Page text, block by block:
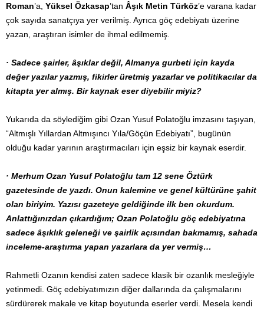
Roman’a, Yüksel Özkasap’tan Âşık Metin Türköz’e varana kadar
çok sayıda sanatçıya yer verilmiş. Ayrıca göç edebiyatı üzerine
yazan, araştıran isimler de ihmal edilmemiş.
· Sadece şairler, âşıklar değil, Almanya gurbeti için kayda
değer yazılar yazmış, fikirler üretmiş yazarlar ve politikacılar da
kitapta yer almış. Bir kaynak eser diyebilir miyiz?
Yukarıda da söylediğim gibi Ozan Yusuf Polatoğlu imzasını taşıyan,
“Altmışlı Yıllardan Altmışıncı Yıla/Göçün Edebiyatı”, bugünün
olduğu kadar yarının araştırmacıları için eşsiz bir kaynak eserdir.
· Merhum Ozan Yusuf Polatoğlu tam 12 sene Öztürk
gazetesinde de yazdı. Onun kalemine ve genel kültürüne şahit
olan biriyim. Yazısı gazeteye geldiğinde ilk ben okurdum.
Anlattığınızdan çıkardığım; Ozan Polatoğlu göç edebiyatına
sadece âşıklık geleneği ve şairlik açısından bakmamış, sahada
inceleme-araştırma yapan yazarlara da yer vermiş…
Rahmetli Ozanın kendisi zaten sadece klasik bir ozanlık mesleğiyle
yetinmedi. Göç edebiyatımızın diğer dallarında da çalışmalarını
sürdürerek makale ve kitap boyutunda eserler verdi. Mesela kendi